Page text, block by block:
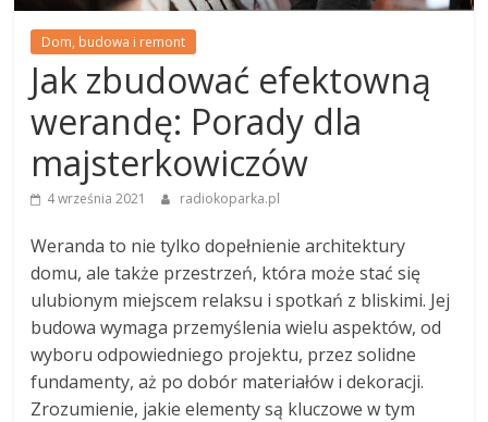
Dom, budowa i remont
Jak zbudować efektowną
werandę: Porady dla
majsterkowiczów
4 września 2021 radiokoparka.pl
Weranda to nie tylko dopełnienie architektury
domu, ale także przestrzeń, która może stać się
ulubionym miejscem relaksu i spotkań z bliskimi. Jej
budowa wymaga przemyślenia wielu aspektów, od
wyboru odpowiedniego projektu, przez solidne
fundamenty, aż po dobór materiałów i dekoracji.
Zrozumienie, jakie elementy są kluczowe w tym